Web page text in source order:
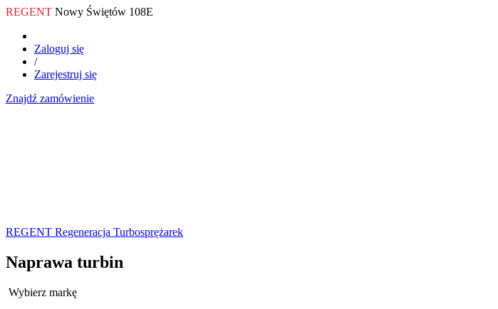
REGENT Nowy Świętów 108E
Zaloguj się
/
Zarejestruj się
Znajdź zamówienie
REGENT Regeneracja Turbosprężarek
Naprawa turbin
Wybierz markę